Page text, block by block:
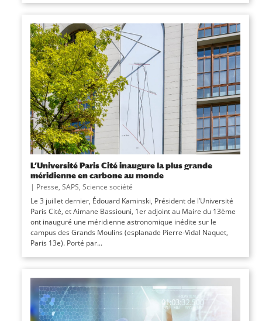
L’Université Paris Cité inaugure la plus grande
méridienne en carbone au monde
| Presse, SAPS, Science société
Le 3 juillet dernier, Édouard Kaminski, Président de l’Université
Paris Cité, et Aimane Bassiouni, 1er adjoint au Maire du 13ème
ont inauguré une méridienne astronomique inédite sur le
campus des Grands Moulins (esplanade Pierre-Vidal Naquet,
Paris 13e). Porté par...